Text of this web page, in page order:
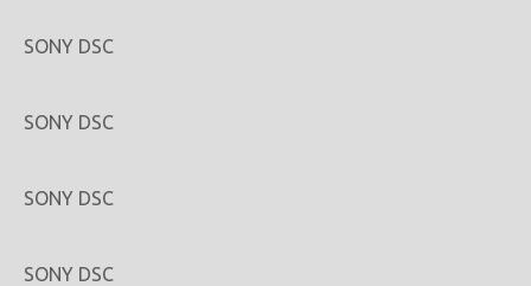
SONY DSC
SONY DSC
SONY DSC
SONY DSC